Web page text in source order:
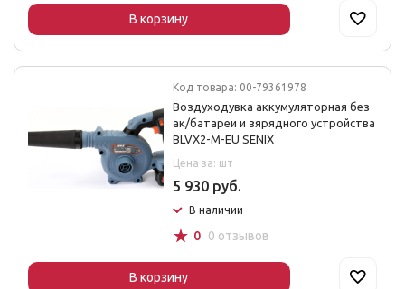
В корзину
Код товара: 00-79361978
Воздуходувка аккумуляторная без
ак/батареи и зярядного устройства
BLVX2-M-EU SENIX
Цена за: шт
5 930 руб.
В наличии
☆ 0 0 отзывов
В корзину